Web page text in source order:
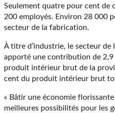
Seulement quatre pour cent de
200 employés. Environ 28 000
secteur de la fabrication.
À titre d’industrie, le secteur
apporté une contribution de 2,9
produit intérieur brut de la
cent du produit intérieur brut
« Bâtir une économie
meilleures possibilités pour les